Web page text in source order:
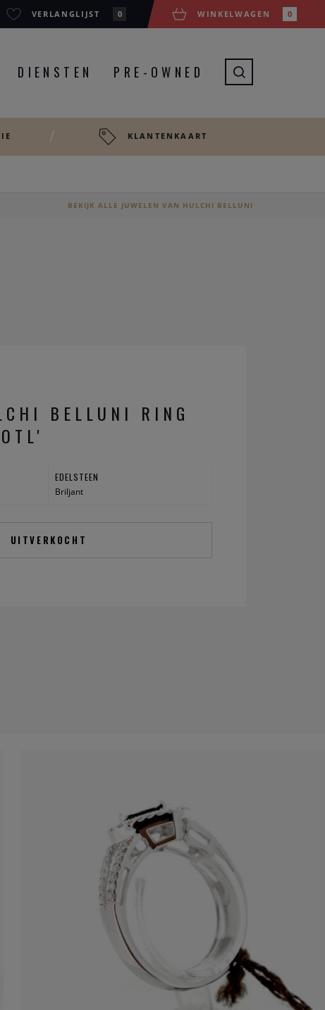
VERLANGLIJST 0 WINKELWAGEN 0
DIENSTEN PRE-OWNED
KLANTENKAART
BEKIJK ALLE JUWELEN VAN HULCHI BELLUNI
BELLUNI RING
EDELSTEEN
Briljant
UITVERKOCHT